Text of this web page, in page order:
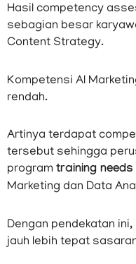
Hasil competency
sebagian besar
Content Strategy.
Kompetensi AI
rendah.
Artinya terdapat
tersebut sehingga
program training
Marketing dan Data
Dengan pendekatan
jauh lebih tepat